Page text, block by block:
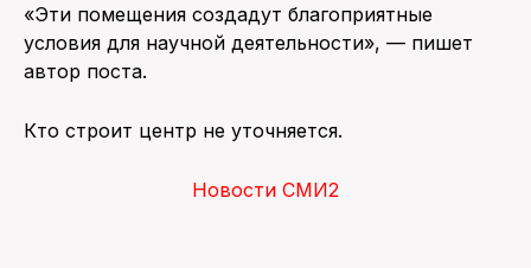
«Эти помещения создадут благоприятные
условия для научной деятельности», — пишет
автор поста.
Кто строит центр не уточняется.
Новости СМИ2